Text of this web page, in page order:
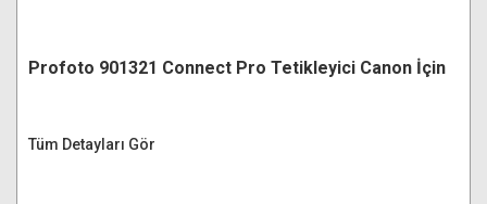
Profoto 901321 Connect Pro Tetikleyici Canon İçin
Tüm Detayları Gör